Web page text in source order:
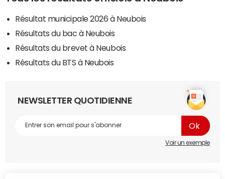
Résultat municipale 2026 à Neubois
Résultats du bac à Neubois
Résultats du brevet à Neubois
Résultats du BTS à Neubois
NEWSLETTER QUOTIDIENNE
Voir un exemple